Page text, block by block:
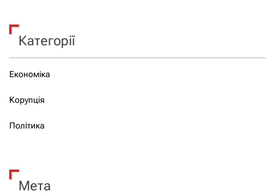
Категорії
Економіка
Корупція
Політика
Мета